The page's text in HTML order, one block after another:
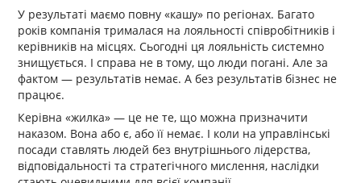
У результаті маємо повну «кашу» по регіонах. Багато
років компанія трималася на лояльності співробітників і
керівників на місцях. Сьогодні ця лояльність системно
знищується. І справа не в тому, що люди погані. Але за
фактом — результатів немає. А без результатів бізнес не
працює.
Керівна «жилка» — це не те, що можна призначити
наказом. Вона або є, або її немає. І коли на управлінські
посади ставлять людей без внутрішнього лідерства,
відповідальності та стратегічного мислення, наслідки